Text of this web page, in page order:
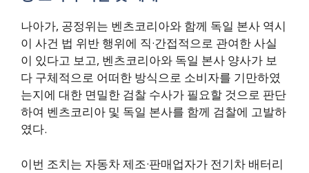
나아가, 공정위는 벤츠코리아와 함께 독일 본사 역시
이 사건 법 위반 행위에 직·간접적으로 관여한 사실
이 있다고 보고, 벤츠코리아와 독일 본사 양사가 보
다 구체적으로 어떠한 방식으로 소비자를 기만하였
는지에 대한 면밀한 검찰 수사가 필요할 것으로 판단
하여 벤츠코리아 및 독일 본사를 함께 검찰에 고발하
였다.
이번 조치는 자동차 제조·판매업자가 전기차 배터리